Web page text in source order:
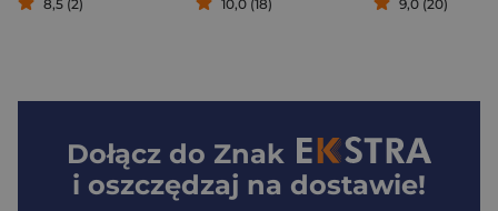
8,5 (2) 10,0 (18) 9,0 (20)
Dołącz do Znak
i oszczędzaj na dostawie!